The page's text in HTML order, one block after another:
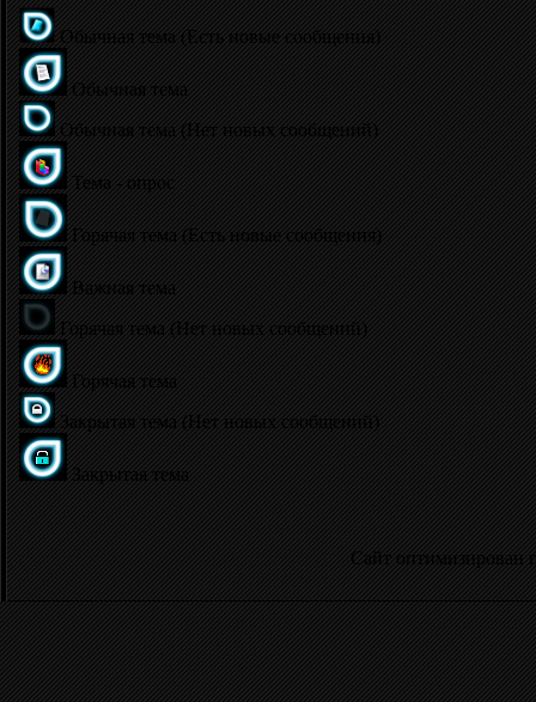
Обычная тема (Есть новые сообщения)
Обычная тема
Обычная тема (Нет новых сообщений)
Тема - опрос
Горячая тема (Есть новые сообщения)
Важная тема
Горячая тема (Нет новых сообщений)
Горячая тема
Закрытая тема (Нет новых сообщений)
Закрытая тема
Сайт оптимизирован